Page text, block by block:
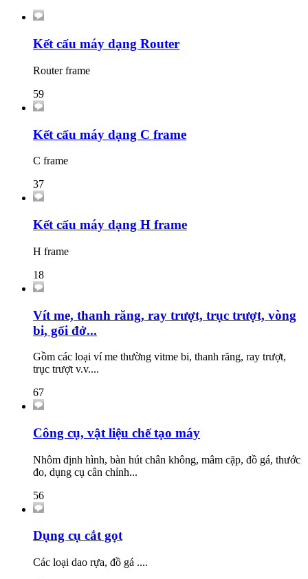
Kết cấu máy dạng Router
Router frame
59
Kết cấu máy dạng C frame
C frame
37
Kết cấu máy dạng H frame
H frame
18
Vít me, thanh răng, ray trượt, trục trượt, vòng
bi, gối đở...
Gồm các loại ví me thường vitme bi, thanh răng, ray trượt,
trục trượt v.v....
67
Công cụ, vật liệu chế tạo máy
Nhôm định hình, bàn hút chân không, mâm cặp, đồ gá, thước
đo, dụng cụ cân chỉnh...
56
Dụng cụ cắt gọt
Các loại dao rựa, đồ gá ....